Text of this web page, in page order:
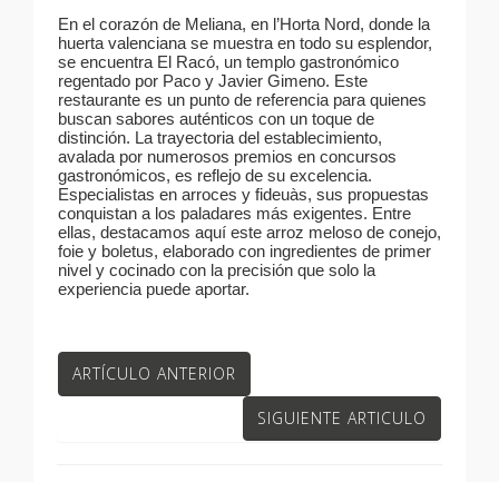
En el corazón de Meliana, en l’Horta Nord, donde la
huerta valenciana se muestra en todo su esplendor,
se encuentra El Racó, un templo gastronómico
regentado por Paco y Javier Gimeno. Este
restaurante es un punto de referencia para quienes
buscan sabores auténticos con un toque de
distinción. La trayectoria del establecimiento,
avalada por numerosos premios en concursos
gastronómicos, es reflejo de su excelencia.
Especialistas en arroces y fideuàs, sus propuestas
conquistan a los paladares más exigentes. Entre
ellas, destacamos aquí este arroz meloso de conejo,
foie y boletus, elaborado con ingredientes de primer
nivel y cocinado con la precisión que solo la
experiencia puede aportar.
ARTÍCULO ANTERIOR
SIGUIENTE ARTICULO